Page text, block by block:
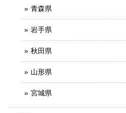
青森県
岩手県
秋田県
山形県
宮城県